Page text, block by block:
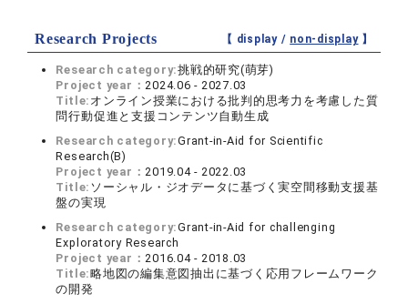
Research Projects 【 display / non-display】
Research category:挑戦的研究(萌芽)
Project year：2024.06 - 2027.03
Title: オンライン授業における批判的思考力を考慮した質
問行動促進と支援コンテンツ自動生成
Research category:Grant-in-Aid for Scientific
Research(B)
Project year：2019.04 - 2022.03
Title: ソーシャル・ジオデータに基づく実空間移動支援基
盤の実現
Research category:Grant-in-Aid for challenging
Exploratory Research
Project year：2016.04 - 2018.03
Title:略地図の編集意図抽出に基づく応用フレームワーク
の開発